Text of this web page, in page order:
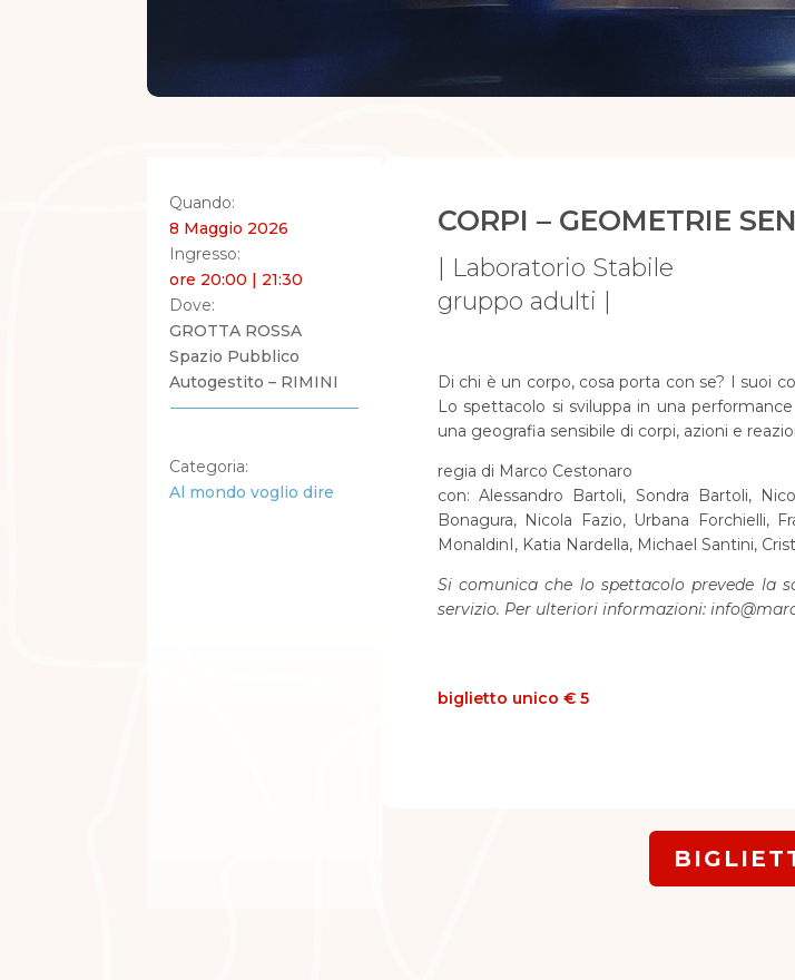
Quando:
8 Maggio 2026
Ingresso:
ore 20:00 | 21:30
Dove:
GROTTA ROSSA
Spazio Pubblico
Autogestito – RIMINI
Categoria:
Al mondo voglio dire
CORPI – GEOMETRIE
| Laboratorio Stabile
gruppo adulti |
Di chi è un corpo, cosa porta con se? I suoi
Lo spettacolo si sviluppa in una
una geografia sensibile di corpi, azioni e
regia di Marco Cestonaro
con: Alessandro Bartoli, Sondra Bartoli,
Bonagura, Nicola Fazio, Urbana Forchielli,
MonaldinI, Katia Nardella, Michael Santini,
Si comunica che lo spettacolo prevede la
servizio. Per ulteriori informazioni:
biglietto unico € 5